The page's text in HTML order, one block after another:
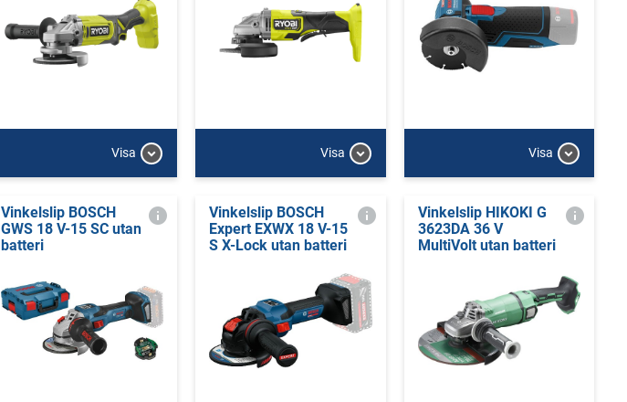
Visa Visa Visa
Vinkelslip BOSCH
GWS 18 V-15 SC utan
batteri
Vinkelslip BOSCH
Expert EXWX 18 V-15
S X-Lock utan batteri
Vinkelslip HIKOKI G
3623DA 36 V
MultiVolt utan batteri